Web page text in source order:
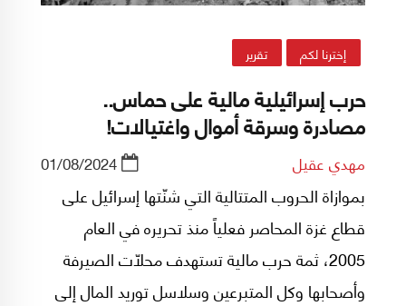
إخترنا لكم تقرير
حرب إسرائيلية مالية على حماس..
مصادرة وسرقة أموال واغتيالات!
مهدي عقيل 01/08/2024
بموازاة الحروب المتتالية التي شنّتها إسرائيل على
قطاع غزة المحاصر فعلياً منذ تحريره في العام
2005، ثمة حرب مالية تستهدف محلّات الصيرفة
وأصحابها وكل المتبرعين وسلاسل توريد المال إلى